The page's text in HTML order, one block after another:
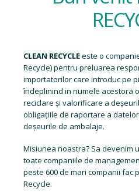
CLEAN RECYCLEeste o
Recycle) pentru preluarea
importatorilor care introduc pe
îndeplinind in numele acestora
reciclare și valorificare a
obligațiile de raportare a
deșeurile de ambalaje.
Misiunea noastra? Sa devenim
toate companiile de
peste 600 de mari companii fac
Recycle.